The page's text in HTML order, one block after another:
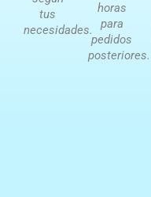
tus
necesidades.
horas
para
pedidos
posteriores.